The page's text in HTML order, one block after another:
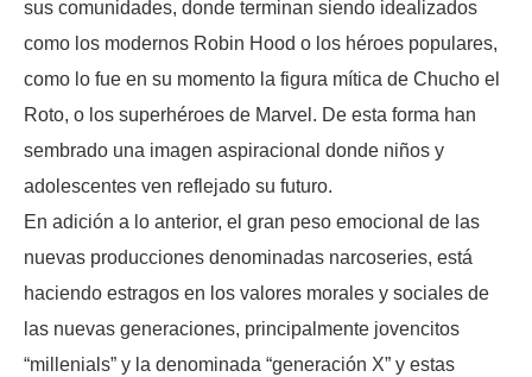
sus comunidades, donde terminan siendo idealizados
como los modernos Robin Hood o los héroes populares,
como lo fue en su momento la figura mítica de Chucho el
Roto, o los superhéroes de Marvel. De esta forma han
sembrado una imagen aspiracional donde niños y
adolescentes ven reflejado su futuro.
En adición a lo anterior, el gran peso emocional de las
nuevas producciones denominadas narcoseries, está
haciendo estragos en los valores morales y sociales de
las nuevas generaciones, principalmente jovencitos
“millenials” y la denominada “generación X” y estas